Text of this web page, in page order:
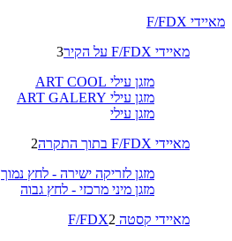
מאיידי F/FDX
מאיידי F/FDX על הקיר
3
מזגן עילי ART COOL
מזגן עילי ART GALERY
מזגן עילי
מאיידי F/FDX בתוך התקרה
2
מזגן לזריקה ישירה - לחץ נמוך
מזגן מיני מרכזי - לחץ גבוה
מאיידי קסטה F/FDX 2